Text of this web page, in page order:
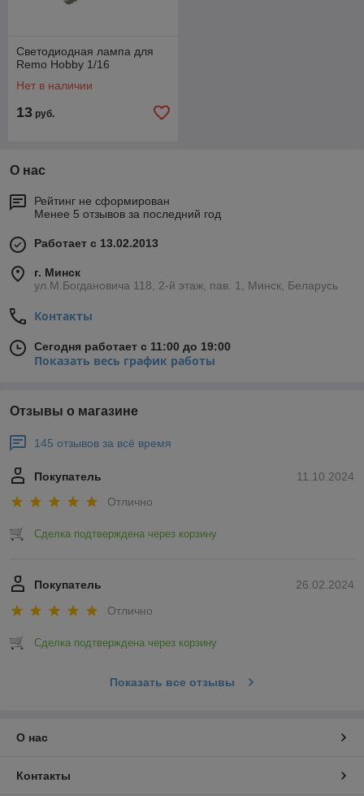
Светодиодная лампа для
Remo Hobby 1/16
Нет в наличии
13 руб.
О нас
Рейтинг не сформирован
Менее 5 отзывов за последний год
Работает с 13.02.2013
г. Минск
ул.М.Богдановича 118, 2-й этаж, пав. 1, Минск, Беларусь
Контакты
Сегодня работает с 11:00 до 19:00
Показать весь график работы
Отзывы о магазине
145 отзывов за всё время
11.10.2024
Покупатель
Отлично
Сделка подтверждена через корзину
26.02.2024
Покупатель
Отлично
Сделка подтверждена через корзину
Показать все отзывы
О нас
Контакты